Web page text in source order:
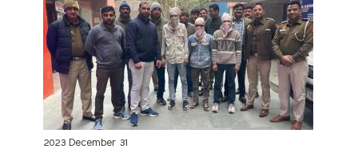
2023 December 31